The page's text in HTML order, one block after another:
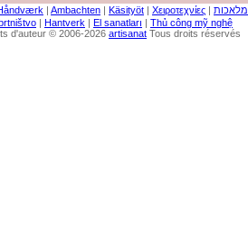
| Ambachten | Käsityöt | Χειροτεχνίες | מלאכות
| Hantverk | El sanatları | Thủ công mỹ nghệ
d'auteur © 2006-2026 artisanat Tous droits réservés